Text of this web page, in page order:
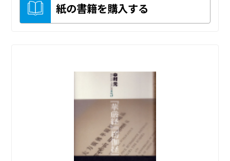
紙の書籍を購入する